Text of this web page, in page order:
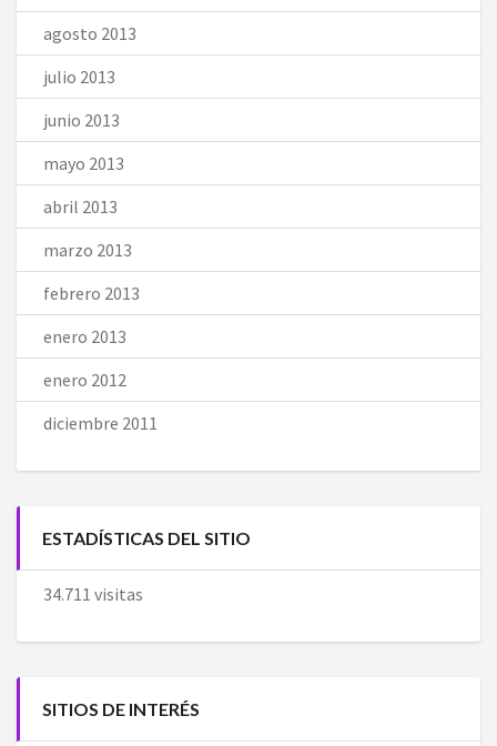
agosto 2013
julio 2013
junio 2013
mayo 2013
abril 2013
marzo 2013
febrero 2013
enero 2013
enero 2012
diciembre 2011
ESTADÍSTICAS DEL SITIO
34.711 visitas
SITIOS DE INTERÉS